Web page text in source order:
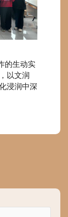
的生动实
以文润
浸润中深